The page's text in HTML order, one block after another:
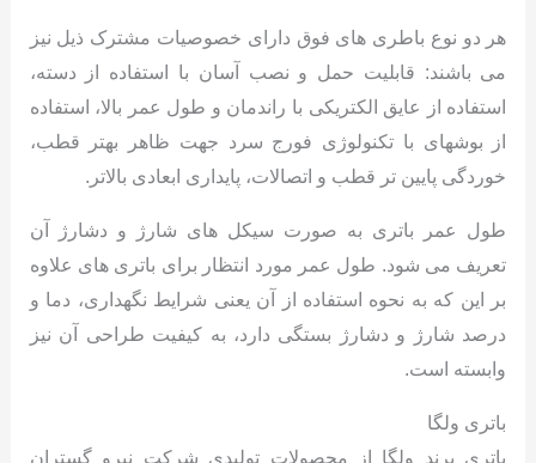
هر دو نوع باطری های فوق دارای خصوصیات مشترک ذیل نیز
می باشند: قابلیت حمل و نصب آسان با استفاده از دسته،
استفاده از عایق الکتریکی با راندمان و طول عمر بالا، استفاده
از بوشهای با تکنولوژی فورج سرد جهت ظاهر بهتر قطب،
خوردگی پایین تر قطب و اتصالات، پایداری ابعادی بالاتر.
طول عمر باتری به صورت سیکل های شارژ و دشارژ آن
تعریف می شود. طول عمر مورد انتظار برای باتری های علاوه
بر این که به نحوه استفاده از آن یعنی شرایط نگهداری، دما و
درصد شارژ و دشارژ بستگی دارد، به کیفیت طراحی آن نیز
وابسته است.
باتری ولگا
باتری برند ولگا از محصولات تولیدی شرکت نیرو گستران